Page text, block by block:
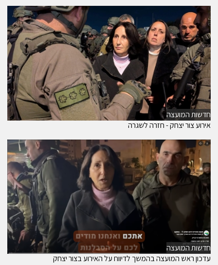
חדשות המועצה
אירוע צור יצחק - חזרה לשגרה
חדשות המועצה
עדכון ראש המועצה בהמשך לדיווח על האירוע בצור יצחק